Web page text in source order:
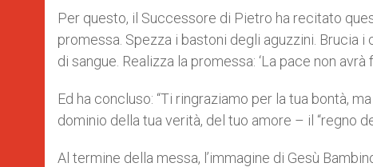
Per questo, il Successore di Pietro ha recitato
promessa. Spezza i bastoni degli aguzzini. Brucia
di sangue. Realizza la promessa: ‘La pace non avrà
Ed ha concluso: “Ti ringraziamo per la tua bontà,
dominio della tua verità, del tuo amore – il “regno
Al termine della messa, l’immagine di Gesù